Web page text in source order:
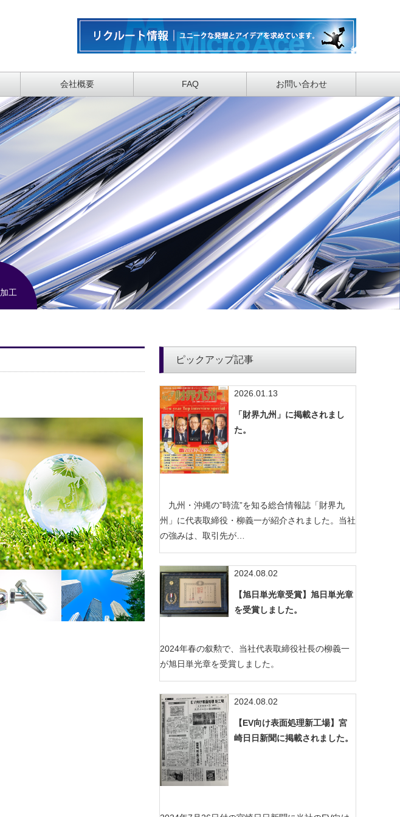
会社概要 FAQ お問い合わせ
工
ピックアップ記事
2026.01.13
「財界九州」に掲載されまし
た。
九州・沖縄の”時流”を知る総合情報誌「財界九
州」に代表取締役・柳義一が紹介されました。当社
の強みは、取引先が…
2024.08.02
【旭日単光章受賞】旭日単光章
を受賞しました。
2024年春の叙勲で、当社代表取締役社長の柳義一
が旭日単光章を受賞しました。
2024.08.02
【EV向け表面処理新工場】宮
崎日日新聞に掲載されました。